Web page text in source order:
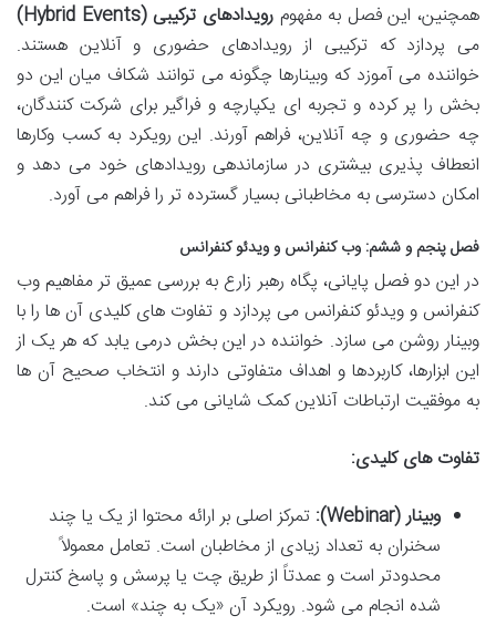
همچنین، این فصل به مفهومرویدادهای ترکیبی (Hybrid Events)
می پردازد که ترکیبی از رویدادهای حضوری و آنلاین هستند.
خواننده می آموزد که وبینارها چگونه می توانند شکاف میان این دو
بخش را پر کرده و تجربه ای یکپارچه و فراگیر برای شرکت کنندگان،
چه حضوری و چه آنلاین، فراهم آورند. این رویکرد به کسب وکارها
انعطاف پذیری بیشتری در سازماندهی رویدادهای خود می دهد و
امکان دسترسی به مخاطبانی بسیار گسترده تر را فراهم می آورد.
فصل پنجم و ششم: وب کنفرانس و ویدئو کنفرانس
در این دو فصل پایانی، پگاه رهبر زارع به بررسی عمیق تر مفاهیم وب
کنفرانس و ویدئو کنفرانس می پردازد و تفاوت های کلیدی آن ها را با
وبینار روشن می سازد. خواننده در این بخش درمی یابد که هر یک از
این ابزارها، کاربردها و اهداف متفاوتی دارند و انتخاب صحیح آن ها
به موفقیت ارتباطات آنلاین کمک شایانی می کند.
تفاوت های کلیدی:
وبینار (Webinar):
تمرکز اصلی بر ارائه محتوا از یک یا چند
سخنران به تعداد زیادی از مخاطبان است. تعامل معمولاً
محدودتر است و عمدتاً از طریق چت یا پرسش و پاسخ کنترل
شده انجام می شود. رویکرد آن «یک به چند» است.